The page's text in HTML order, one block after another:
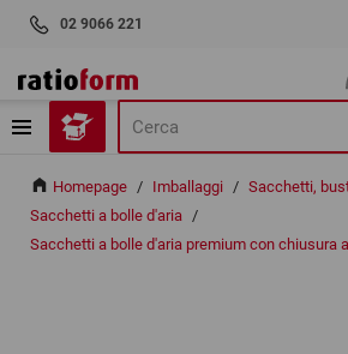
02 9066 221
Homepage / Imballaggi / Sacchetti,
Sacchetti a bolle d'aria /
Sacchetti a bolle d'aria premium con chiusura